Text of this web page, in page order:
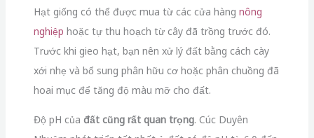
Hạt giống có thể được mua từ các cửa hàng nông
nghiệp hoặc tự thu hoạch từ cây đã trồng trước đó.
Trước khi gieo hạt, bạn nên xử lý đất bằng cách cày
xới nhẹ và bổ sung phân hữu cơ hoặc phân chuồng đã
hoai mục để tăng độ màu mỡ cho đất.
Độ pH của đất cũng rất quan trọng. Cúc Duyên